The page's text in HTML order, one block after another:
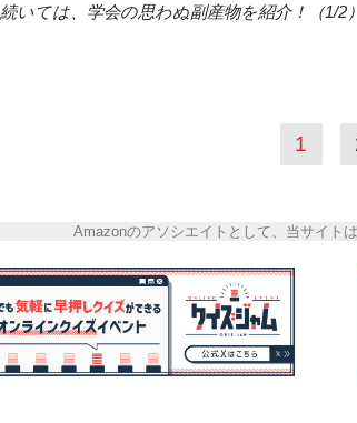
続いては、学会の思わぬ副産物を紹介！（1/2）
1
Amazonのアソシエイトとして、当サイト